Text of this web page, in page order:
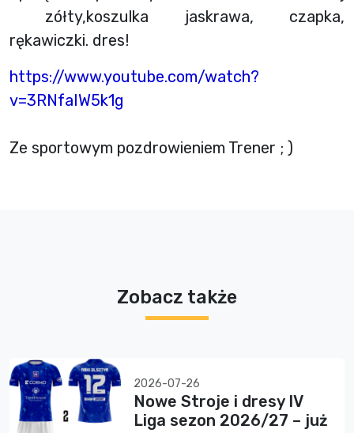
zółty,koszulka jaskrawa, czapka,
rękawiczki. dres!
https://www.youtube.com/watch?
v=3RNfaIW5k1g
Ze sportowym pozdrowieniem Trener ; )
Zobacz także
2026-07-26
Nowe Stroje i dresy IV
Liga sezon 2026/27 – już